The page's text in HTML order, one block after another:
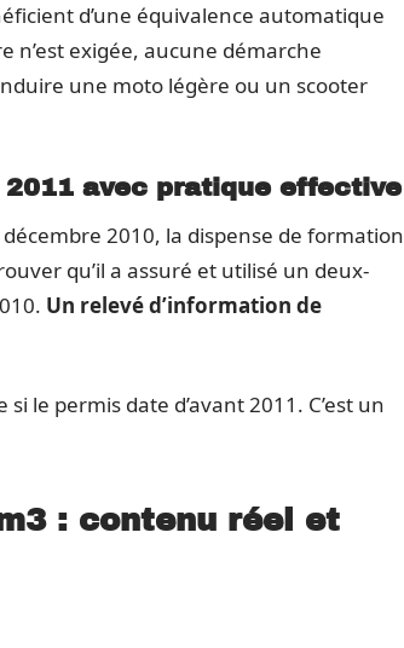
d’une équivalence automatique
n’est exigée, aucune démarche
une moto légère ou un scooter
avec pratique effective
2010, la dispense de formation
qu’il a assuré et utilisé un deux-
Un relevé d’information de
le permis date d’avant 2011. C’est un
: contenu réel et